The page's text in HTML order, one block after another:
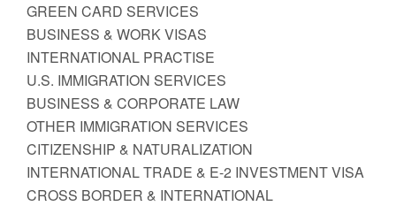
GREEN CARD SERVICES
BUSINESS & WORK VISAS
INTERNATIONAL PRACTISE
U.S. IMMIGRATION SERVICES
BUSINESS & CORPORATE LAW
OTHER IMMIGRATION SERVICES
CITIZENSHIP & NATURALIZATION
INTERNATIONAL TRADE & E-2 INVESTMENT VISA
CROSS BORDER & INTERNATIONAL